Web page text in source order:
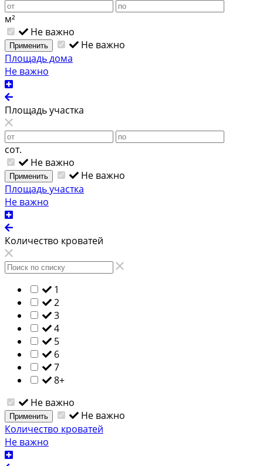
м²
Не важно
Применить
Не важно
Площадь дома
Не важно
Площадь участка
сот.
Не важно
Применить
Не важно
Площадь участка
Не важно
Количество кроватей
1
2
3
4
5
6
7
8+
Не важно
Применить
Не важно
Количество кроватей
Не важно